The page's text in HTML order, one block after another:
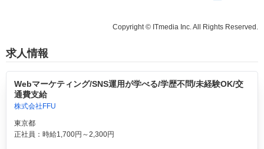
Copyright © ITmedia Inc. All Rights Reserved.
求人情報
Webマーケティング/SNS運用が学べる/学歴不問/未経験OK/交
通費支給
株式会社FFU
東京都
正社員：時給1,700円～2,300円